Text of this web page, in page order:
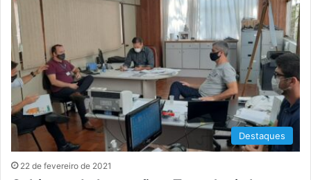
Destaques
22 de fevereiro de 2021